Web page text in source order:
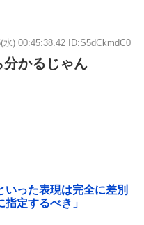
水) 00:45:38.42 ID:S5dCkmdC0
かるじゃん
った表現は完全に差別
定するべき」